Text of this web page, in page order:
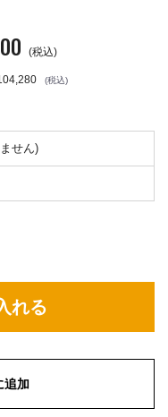
(税込)
(税込)
せん)
れる
追加